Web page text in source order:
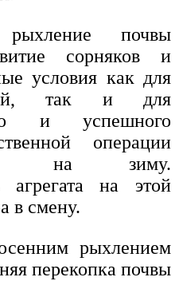
рыхление почвы
сорняков и
условия как для
так и для
и успешного
операции
на зиму.
агрегата на этой
в смену.
рыхлением
перекопка почвы